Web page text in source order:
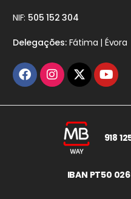
NIF: 505 152 304
Delegações:Fátima | Évora
918
IBAN PT50